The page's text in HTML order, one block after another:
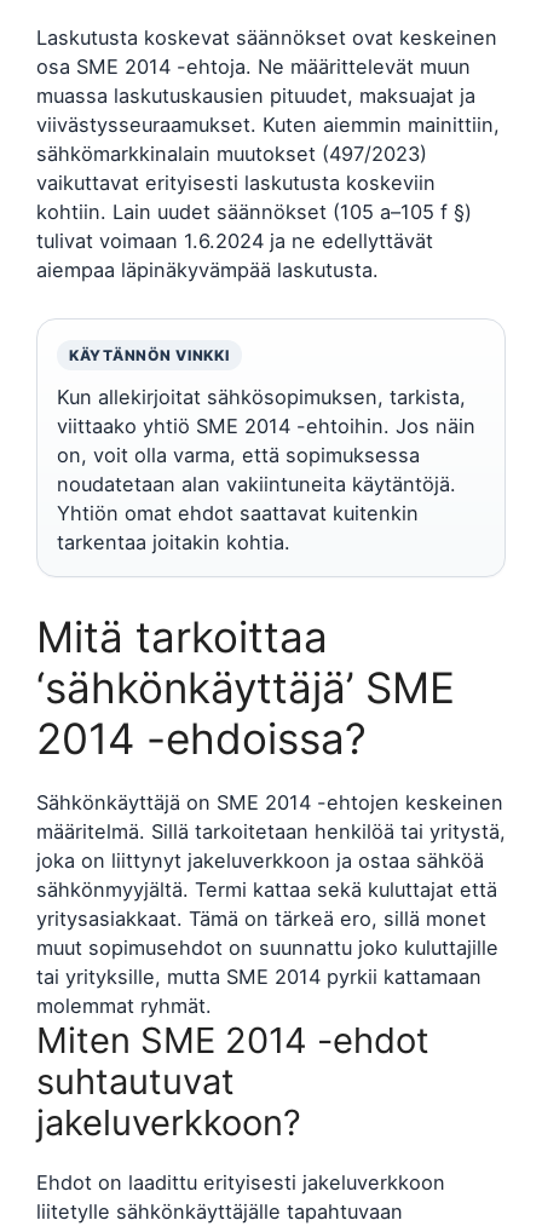
Laskutusta koskevat säännökset ovat keskeinen
osa SME 2014 -ehtoja. Ne määrittelevät muun
muassa laskutuskausien pituudet, maksuajat ja
viivästysseuraamukset. Kuten aiemmin mainittiin,
sähkömarkkinalain muutokset (497/2023)
vaikuttavat erityisesti laskutusta koskeviin
kohtiin. Lain uudet säännökset (105 a–105 f §)
tulivat voimaan 1.6.2024 ja ne edellyttävät
aiempaa läpinäkyvämpää laskutusta.
KÄYTÄNNÖN VINKKI
Kun allekirjoitat sähkösopimuksen, tarkista,
viittaako yhtiö SME 2014 -ehtoihin. Jos näin
on, voit olla varma, että sopimuksessa
noudatetaan alan vakiintuneita käytäntöjä.
Yhtiön omat ehdot saattavat kuitenkin
tarkentaa joitakin kohtia.
Mitä tarkoittaa
‘sähkönkäyttäjä’ SME
2014 -ehdoissa?
Sähkönkäyttäjä on SME 2014 -ehtojen keskeinen
määritelmä. Sillä tarkoitetaan henkilöä tai yritystä,
joka on liittynyt jakeluverkkoon ja ostaa sähköä
sähkönmyyjältä. Termi kattaa sekä kuluttajat että
yritysasiakkaat. Tämä on tärkeä ero, sillä monet
muut sopimusehdot on suunnattu joko kuluttajille
tai yrityksille, mutta SME 2014 pyrkii kattamaan
molemmat ryhmät.
Miten SME 2014 -ehdot
suhtautuvat
jakeluverkkoon?
Ehdot on laadittu erityisesti jakeluverkkoon
liitetylle sähkönkäyttäjälle tapahtuvaan